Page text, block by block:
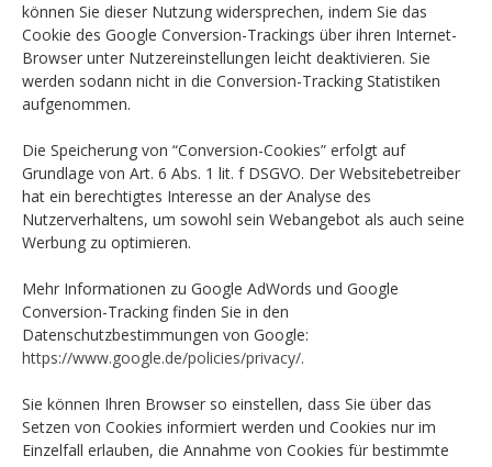
können Sie dieser Nutzung widersprechen, indem Sie das
Cookie des Google Conversion-Trackings über ihren Internet-
Browser unter Nutzereinstellungen leicht deaktivieren. Sie
werden sodann nicht in die Conversion-Tracking Statistiken
aufgenommen.
Die Speicherung von “Conversion-Cookies” erfolgt auf
Grundlage von Art. 6 Abs. 1 lit. f DSGVO. Der Websitebetreiber
hat ein berechtigtes Interesse an der Analyse des
Nutzerverhaltens, um sowohl sein Webangebot als auch seine
Werbung zu optimieren.
Mehr Informationen zu Google AdWords und Google
Conversion-Tracking finden Sie in den
Datenschutzbestimmungen von Google:
https://www.google.de/policies/privacy/.
Sie können Ihren Browser so einstellen, dass Sie über das
Setzen von Cookies informiert werden und Cookies nur im
Einzelfall erlauben, die Annahme von Cookies für bestimmte